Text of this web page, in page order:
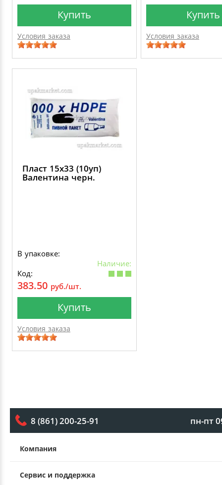
Купить
Условия заказа
Купить
Условия заказа
Пласт 15х33 (10уп)
Валентина черн.
В упаковке:
Наличие:
Код:
383.50 руб./шт.
Купить
Условия заказа
8 (861) 200-25-91 пн-пт
Компания
Сервис и поддержка